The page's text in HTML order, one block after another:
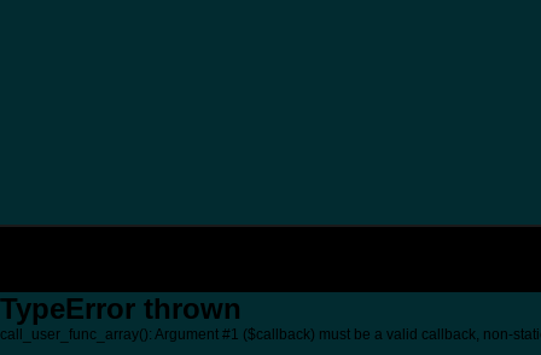
TypeError thrown
call_user_func_array(): Argument #1 ($callback) must be a valid callback, non-